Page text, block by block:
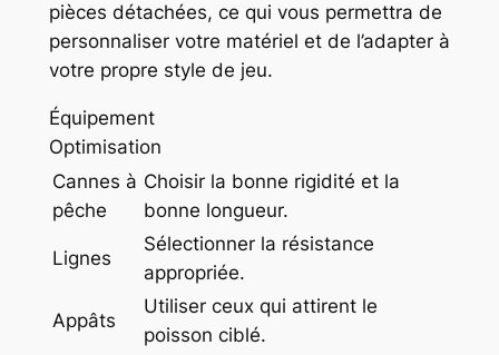
pièces détachées, ce qui vous permettra de
personnaliser votre matériel et de l’adapter à
votre propre style de jeu.
Équipement
Optimisation
Cannes à
pêche
Choisir la bonne rigidité et la
bonne longueur.
Lignes
Sélectionner la résistance
appropriée.
Appâts
Utiliser ceux qui attirent le
poisson ciblé.